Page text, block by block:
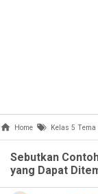
Home Kelas 5 Tema
Sebutkan
yang Dapat